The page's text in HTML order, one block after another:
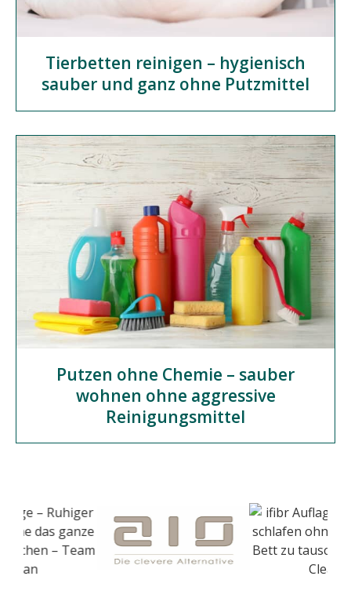
Tierbetten reinigen – hygienisch
sauber und ganz ohne Putzmittel
Putzen ohne Chemie – sauber
wohnen ohne aggressive
Reinigungsmittel